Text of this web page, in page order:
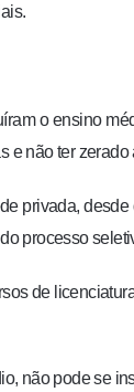
o ensino
e não ter zerado
privada,
processo
de
não pode se